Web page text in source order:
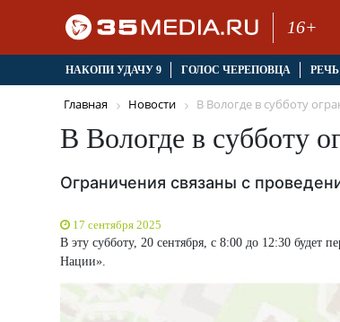
16+
НАКОПИ УДАЧУ 9 ГОЛОС ЧЕРЕПОВЦА РЕЧЬ
Главная Новости В Вологде в субботу
В Вологде в субботу
Ограничения связаны с
17 сентября 2025
В эту субботу, 20 сентября, с 8:00 до 12:30 будет
Нации».